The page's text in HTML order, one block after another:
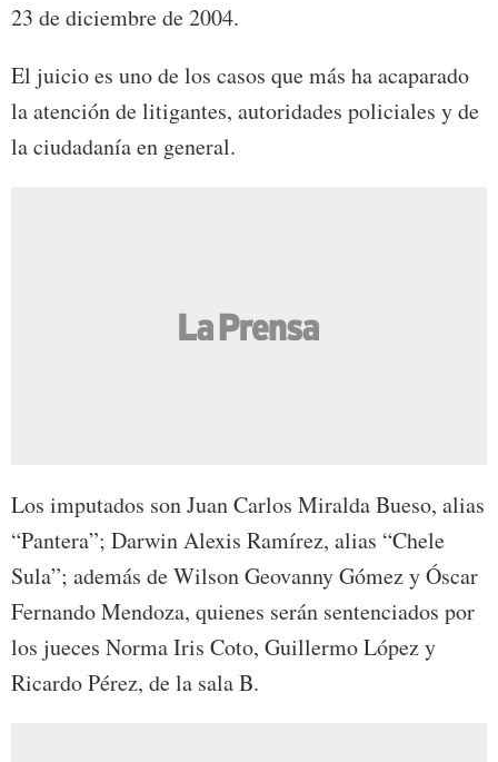
23 de diciembre de 2004.
El juicio es uno de los casos que más ha acaparado
la atención de litigantes, autoridades policiales y de
la ciudadanía en general.
Los imputados son Juan Carlos Miralda Bueso, alias
“Pantera”; Darwin Alexis Ramírez, alias “Chele
Sula”; además de Wilson Geovanny Gómez y Óscar
Fernando Mendoza, quienes serán sentenciados por
los jueces Norma Iris Coto, Guillermo López y
Ricardo Pérez, de la sala B.